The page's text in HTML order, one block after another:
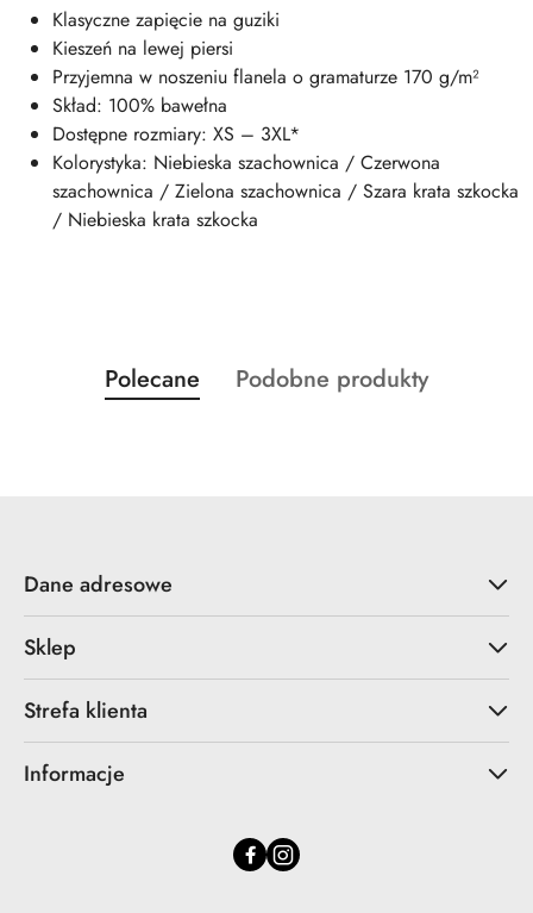
Klasyczne zapięcie na guziki
Kieszeń na lewej piersi
Przyjemna w noszeniu flanela o gramaturze 170 g/m²
Skład: 100% bawełna
Dostępne rozmiary: XS – 3XL*
Kolorystyka: Niebieska szachownica / Czerwona
szachownica / Zielona szachownica / Szara krata szkocka
/ Niebieska krata szkocka
Pomiń karuzelę produktów
Produkty
o
Polecane
Produkty
Podobne produkty
Dane adresowe
Sklep
Strefa klienta
Informacje